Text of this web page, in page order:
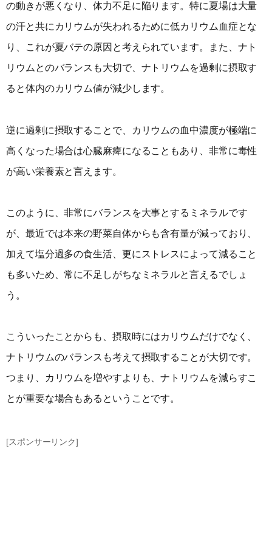
の動きが悪くなり、体力不足に陥ります。特に夏場は大量
の汗と共にカリウムが失われるために低カリウム血症とな
り、これが夏バテの原因と考えられています。また、ナト
リウムとのバランスも大切で、ナトリウムを過剰に摂取す
ると体内のカリウム値が減少します。
逆に過剰に摂取することで、カリウムの血中濃度が極端に
高くなった場合は心臓麻痺になることもあり、非常に毒性
が高い栄養素と言えます。
このように、非常にバランスを大事とするミネラルです
が、最近では本来の野菜自体からも含有量が減っており、
加えて塩分過多の食生活、更にストレスによって減ること
も多いため、常に不足しがちなミネラルと言えるでしょ
う。
こういったことからも、摂取時にはカリウムだけでなく、
ナトリウムのバランスも考えて摂取することが大切です。
つまり、カリウムを増やすよりも、ナトリウムを減らすこ
とが重要な場合もあるということです。
[スポンサーリンク]